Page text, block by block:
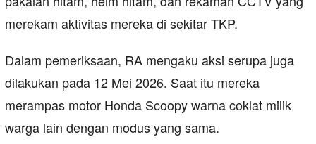
merekam aktivitas mereka di sekitar TKP.
Dalam pemeriksaan, RA mengaku aksi serupa juga
dilakukan pada 12 Mei 2026. Saat itu mereka
merampas motor Honda Scoopy warna coklat milik
warga lain dengan modus yang sama.